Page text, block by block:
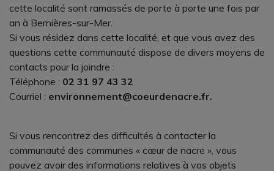
cette localité sont ramassés de porte à porte une fois par
an à Bernières-sur-Mer.
Si vous résidez dans cette localité, et que vous avez des
questions cette communauté dispose de divers moyens de
contacts pour la joindre :
Téléphone : 02 31 97 43 32
Courriel : environnement@coeurdenacre.fr.
Si vous rencontrez des difficultés à contacter la
communauté des communes « cœur de nacre », vous
pouvez avoir des informations relatives à vos objets